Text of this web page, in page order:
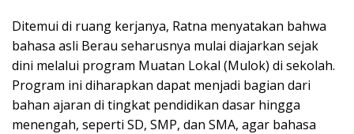
Ditemui di ruang kerjanya, Ratna menyatakan bahwa
bahasa asli Berau seharusnya mulai diajarkan sejak
dini melalui program Muatan Lokal (Mulok) di sekolah.
Program ini diharapkan dapat menjadi bagian dari
bahan ajaran di tingkat pendidikan dasar hingga
menengah, seperti SD, SMP, dan SMA, agar bahasa